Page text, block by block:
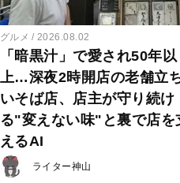
グルメ 2026.08.02
「暗黒汁」で愛され50年以
上…深夜2時開店の老舗立
いそば店、店主が守り続け
る"変えない味"と裏で店を
えるAI
ライター神山